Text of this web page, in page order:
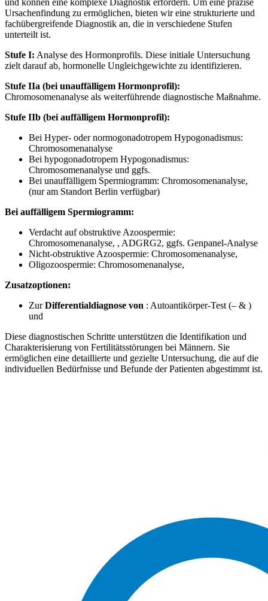
und können eine komplexe Diagnostik erfordern. Um eine präzise
Ursachenfindung zu ermöglichen, bieten wir eine strukturierte und
fachübergreifende Diagnostik an, die in verschiedene Stufen
unterteilt ist.
Stufe I: Analyse des Hormonprofils. Diese initiale Untersuchung
zielt darauf ab, hormonelle Ungleichgewichte zu identifizieren.
Stufe IIa (bei unauffälligem Hormonprofil):
Chromosomenanalyse als weiterführende diagnostische Maßnahme.
Stufe IIb (bei auffälligem Hormonprofil):
Bei Hyper- oder normogonadotropem Hypogonadismus:
Chromosomenanalyse
Bei hypogonadotropem Hypogonadismus:
Chromosomenanalyse und ggfs.
Bei unauffälligem Spermiogramm: Chromosomenanalyse,
(nur am Standort Berlin verfügbar)
Bei auffälligem Spermiogramm:
Verdacht auf obstruktive Azoospermie:
Chromosomenanalyse, , ADGRG2, ggfs. Genpanel-Analyse
Nicht-obstruktive Azoospermie: Chromosomenanalyse,
Oligozoospermie: Chromosomenanalyse,
Zusatzoptionen:
ZurDifferentialdiagnose von : Autoantikörper-Test (– & )
und
Diese diagnostischen Schritte unterstützen die Identifikation und
Charakterisierung von Fertilitätsstörungen bei Männern. Sie
ermöglichen eine detaillierte und gezielte Untersuchung, die auf die
individuellen Bedürfnisse und Befunde der Patienten abgestimmt ist.